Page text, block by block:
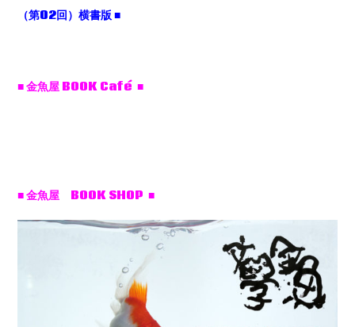
（第02回）横書版 ■
■ 金魚屋 BOOK Café ■
■ 金魚屋 BOOK SHOP ■